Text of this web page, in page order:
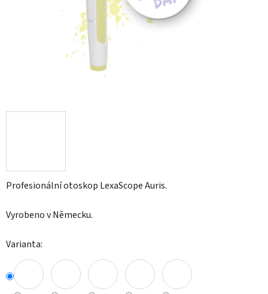
Profesionální otoskop LexaScope Auris.
Vyrobeno v Německu.
Varianta: